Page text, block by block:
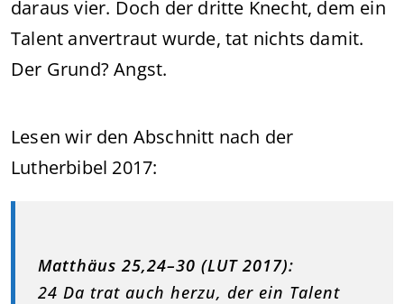
daraus vier. Doch der dritte Knecht, dem ein
Talent anvertraut wurde, tat nichts damit.
Der Grund? Angst.
Lesen wir den Abschnitt nach der
Lutherbibel 2017:
Matthäus 25,24–30 (LUT 2017):
24 Da trat auch herzu, der ein Talent